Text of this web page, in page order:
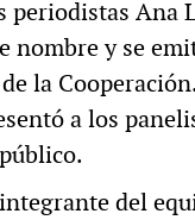
periodistas Ana
nombre y se
la
a los
del